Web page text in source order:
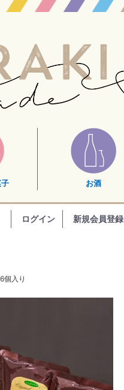
お酒
ログイン 新規会員登録
入り